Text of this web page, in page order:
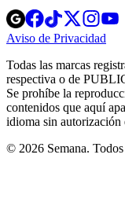
Opens
in
new
Opens
in
new
Opens
in
new
window
new
Aviso de Privacidad
Todas las marcas
respectiva o de
Se prohíbe la
contenidos que aquí
idioma sin autorización
© 2026 Semana.